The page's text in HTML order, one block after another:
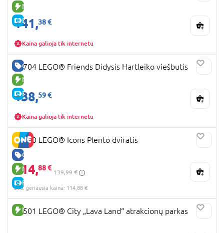
NAUJA PREKĖ
E-KAINA
141,38 €
Kaina galioja tik internetu
GERA KAINA
NAUJA PREKĖ
E-KAINA
42704 LEGO® Friends Didysis Hartleiko viešbutis
138,59 €
Kaina galioja tik internetu
GERA KAINA
NAUJA PREKĖ
E-KAINA
11380 LEGO® Icons Plento dviratis
114,88 €
139,99 €
30d. geriausia kaina: 114,88 €
NAUJA PREKĖ
60501 LEGO® City „Lava Land“ atrakcionų parkas